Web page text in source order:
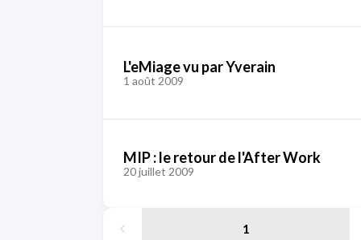
L'eMiage vu par Yverain
1 août 2009
MIP : le retour de l'After Work
20 juillet 2009
1